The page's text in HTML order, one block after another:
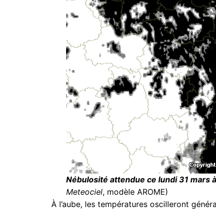
Nébulosité attendue ce lundi 31 mars
Meteociel, modèle AROME)
À l’aube, les températures oscilleront